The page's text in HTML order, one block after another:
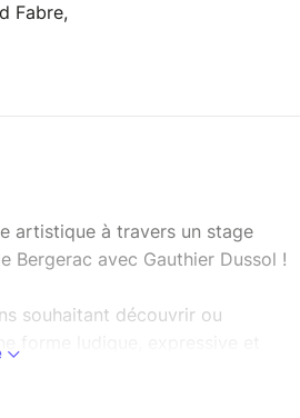
Fabre,
artistique à travers un stage
Bergerac avec Gauthier Dussol !
souhaitant découvrir ou
forme ludique, expressive et